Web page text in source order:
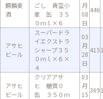
麒麟麦
酒
ごし 青空小
麦 缶 ３５
０ｍｌ×６
月
08
日
446
アサヒ
ビール
スーパードラ
イエクストラ
シャープ３５
０ｍｌ×６×
４
03
月
28
日
415
アサヒ
ビール
クリアアサ
ヒ 糖質０
缶 ３５０ｍ
03
月
15
369